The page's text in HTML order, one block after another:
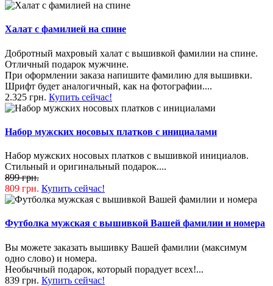
Халат с фамилией на спине
Добротный махровый халат с вышивкой фамилии на спине.
Отличный подарок мужчине.
При оформлении заказа напишите фамилию для вышивки.
Шрифт будет аналогичный, как на фотографии....
2.325 грн. Купить сейчас!
Набор мужских носовых платков с инициалами
Набор мужских носовых платков с вышивкой инициалов.
Стильный и оригинальный подарок....
899 грн.
809 грн. Купить сейчас!
Футболка мужская с вышивкой Вашей фамилии и номера
Вы можете заказать вышивку Вашей фамилии (максимум
одно слово) и номера.
Необычный подарок, который порадует всех!...
839 грн. Купить сейчас!